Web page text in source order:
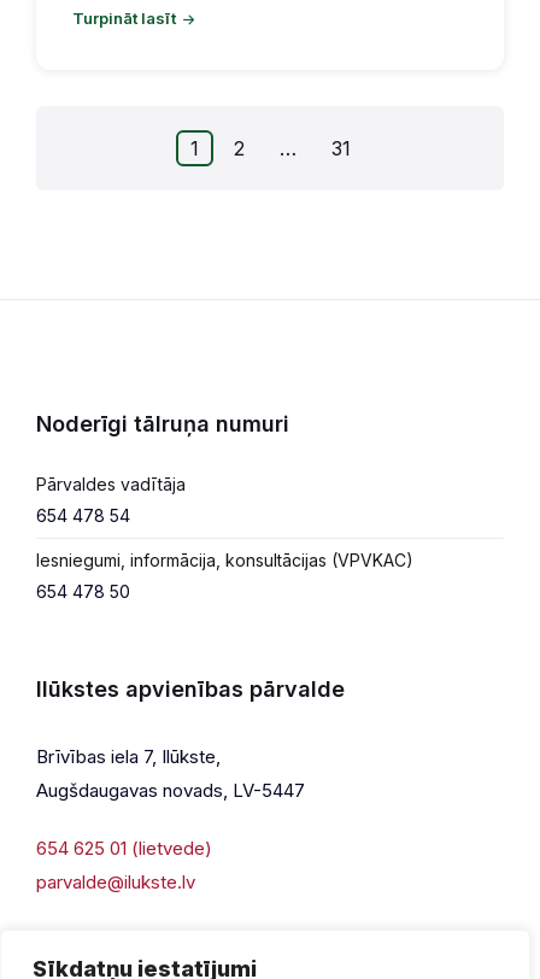
Sīkdatņu iestatījumi
Turpināt lasīt
1 2 … 31
Noderīgi tālruņa numuri
Pārvaldes vadītāja
654 478 54
Iesniegumi, informācija, konsultācijas (VPVKAC)
654 478 50
Ilūkstes apvienības pārvalde
Brīvības iela 7, Ilūkste,
Augšdaugavas novads, LV-5447
654 625 01 (lietvede)
parvalde@ilukste.lv